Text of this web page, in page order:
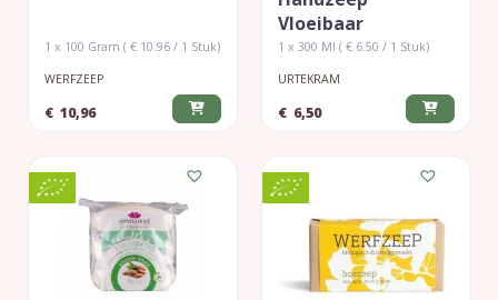
1 x 100 Gram ( € 10.96 / 1 Stuk)
WERFZEEP
€ 10,96
Vloeibaar
1 x 300 Ml ( € 6.50 / 1 Stuk)
URTEKRAM
€ 6,50